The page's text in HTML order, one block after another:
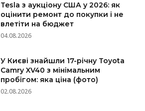
Tesla з аукціону США у 2026: як
оцінити ремонт до покупки і не
влетіти на бюджет
04.08.2026
У Києві знайшли 17-річну Toyota
Camry XV40 з мінімальним
пробігом: яка ціна (фото)
02.08.2026